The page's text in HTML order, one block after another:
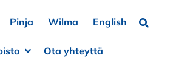
Pinja Wilma English Hae…
Avaa alivalikko
Sulje alivalikko
Ota yhteyttä